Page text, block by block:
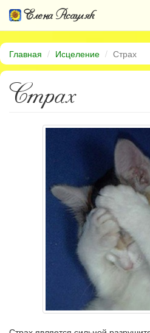
Елена Асауляк
Главная Исцеление Страх
Страх